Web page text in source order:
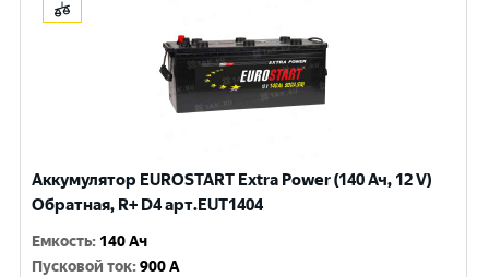
Аккумулятор EUROSTART Extra Power (140 Ач, 12 V)
Обратная, R+ D4 арт.EUT1404
Емкость: 140 Ач
Пусковой ток:900 A